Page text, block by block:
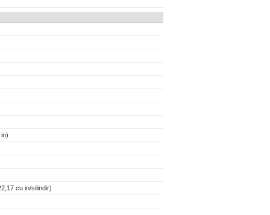
cu in/silindir)